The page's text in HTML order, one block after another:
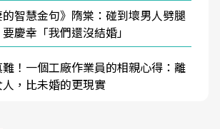
智慧金句》隋棠：碰到壞男人劈腿
慶幸「我們還沒結婚」
！一個工廠作業員的相親心得：離
，比未婚的更現實